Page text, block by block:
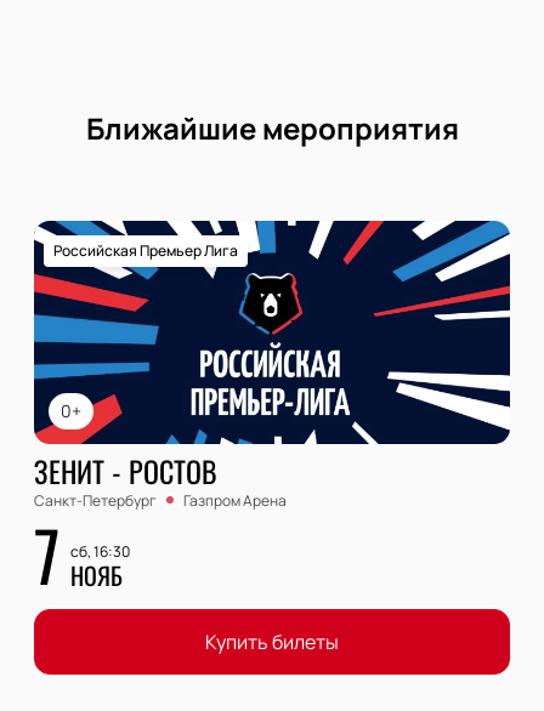
Ближайшие мероприятия
0+
Российская Премьер Лига
ЗЕНИТ - РОСТОВ
Санкт-Петербург Газпром Арена
7 сб, 16:30
НОЯБ
Купить билеты